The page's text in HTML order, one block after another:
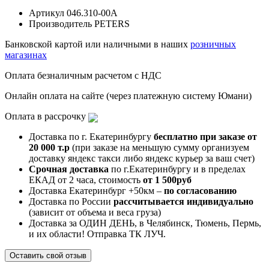
Артикул 046.310-00A
Производитель PETERS
Банковской картой или наличными в наших розничных
магазинах
Оплата безналичным расчетом с НДС
Онлайн оплата на сайте (через платежную систему Юмани)
Оплата в рассрочку
Доставка по г. Екатеринбургу бесплатно при заказе от
20 000 т.р (при заказе на меньшую сумму организуем
доставку яндекс такси либо яндекс курьер за ваш счет)
Срочная доставка по г.Екатеринбургу и в пределах
ЕКАД от 2 часа, стоимость от 1 500руб
Доставка Екатеринбург +50км – по согласованию
Доставка по России рассчитывается индивидуально
(зависит от объема и веса груза)
Доставка за ОДИН ДЕНЬ, в Челябинск, Тюмень, Пермь,
и их области! Отправка ТК ЛУЧ.
Оставить свой отзыв